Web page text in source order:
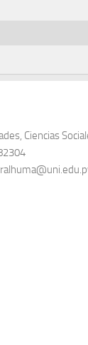
Ciencias